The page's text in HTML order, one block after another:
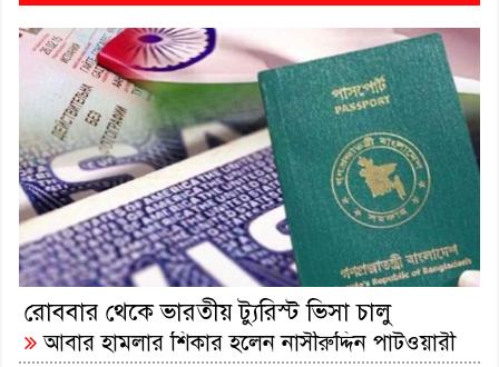
রোববার থেকে ভারতীয় ট্যুরিস্ট ভিসা চালু
আবার হামলার শিকার হলেন নাসীরুদ্দিন পাটওয়ারী